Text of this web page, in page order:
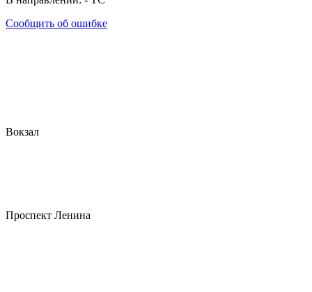
Сообщить об ошибке
Вокзал
Проспект Ленина